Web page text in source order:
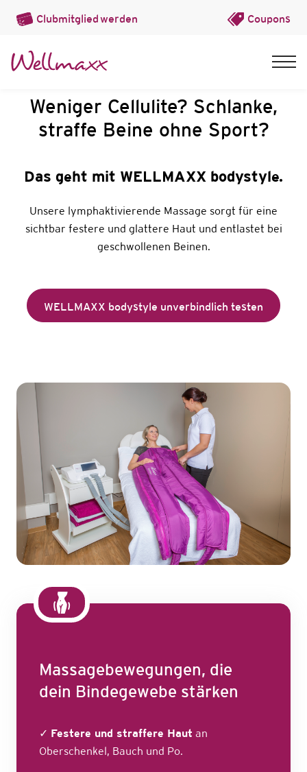
Clubmitgliedwerden Coupons
Weniger Cellulite? Schlanke,
straffe Beine ohne Sport?
Das geht mit WELLMAXX bodystyle.
Unsere lymphaktivierende Massage sorgt für eine
sichtbar festere und glattere Haut und entlastet bei
geschwollenen Beinen.
WELLMAXX bodystyle unverbindlich testen
Massagebewegungen, die
dein Bindegewebe stärken
✓ Festere und straffere Haut an
Oberschenkel, Bauch und Po.